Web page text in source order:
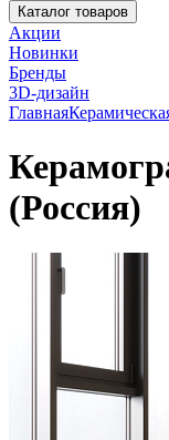
Каталог товаров
Акции
Новинки
Бренды
3D-дизайн
Главная
(Россия)